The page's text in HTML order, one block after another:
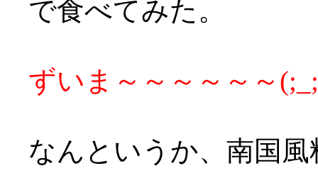
で食べてみた。
ずいま～～～～～～
なんというか、南国